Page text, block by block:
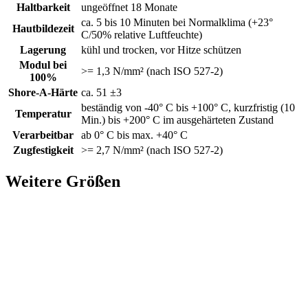
Haltbarkeit
ungeöffnet 18 Monate
Hautbildezeit
ca. 5 bis 10 Minuten bei Normalklima (+23°
C/50% relative Luftfeuchte)
Lagerung
kühl und trocken, vor Hitze schützen
Modul bei
100%
>= 1,3 N/mm² (nach ISO 527-2)
Shore-A-Härte ca. 51 ±3
Temperatur
beständig von -40° C bis +100° C, kurzfristig (10
Min.) bis +200° C im ausgehärteten Zustand
Verarbeitbar
ab 0° C bis max. +40° C
Zugfestigkeit
>= 2,7 N/mm² (nach ISO 527-2)
Weitere Größen